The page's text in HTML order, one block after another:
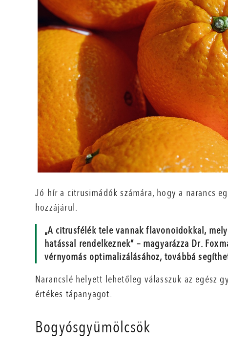
Jó hír a citrusimádók számára, hogy a narancs
hozzájárul.
„A citrusfélék tele vannak flavonoidokkal,
hatással rendelkeznek” – magyarázza Dr.
vérnyomás optimalizálásához, továbbá
Narancslé helyett lehetőleg válasszuk az egész
értékes tápanyagot.
Bogyósgyümölcsök